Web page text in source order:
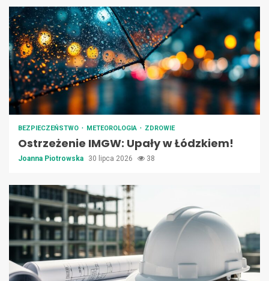
BEZPIECZEŃSTWO METEOROLOGIA ZDROWIE
Ostrzeżenie IMGW: Upały w Łódzkiem!
Joanna Piotrowska 30 lipca 2026 38